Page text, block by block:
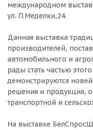
международном
ул. П.Меделки,24.
Данная выставка
производителей,
автомобильного и
рады стать частью
демонстрируются
решения и продукция,
транспортной и
На выставке